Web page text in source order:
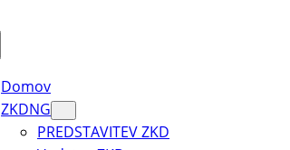
Domov
ZKDNG
PREDSTAVITEV ZKD